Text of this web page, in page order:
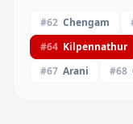
#62 Chengam
#64 Kilpennathur
#67 Arani #68